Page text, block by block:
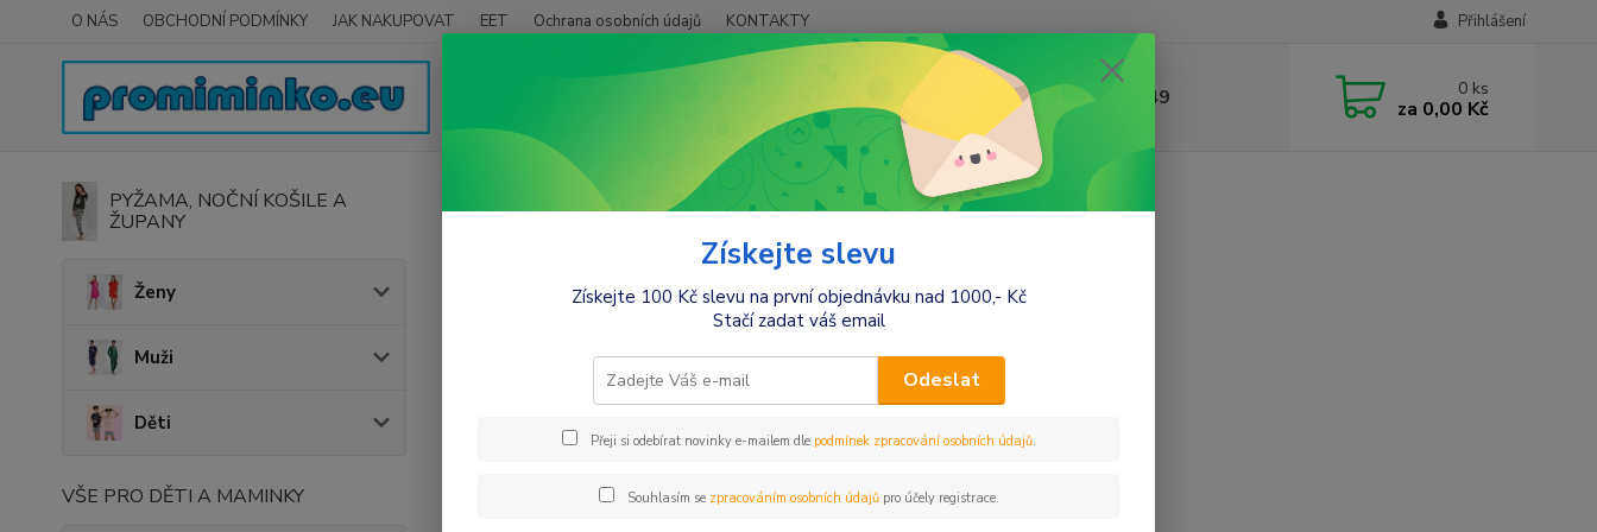
O NÁS OBCHODNÍ PODMÍNKY JAK NAKUPOVAT EET Ochrana osobních údajů KONTAKTY Přihlášení
+420412384749 0 ks
za 0,00 Kč
PYŽAMA, NOČNÍ KOŠILE A
ŽUPANY
Ženy
Muži
Děti
VŠE PRO DĚTI A MAMINKY
Pro maminky Dětské šperky Náramky
V této kategorii nebylo nalezeno žádné zboží.
Získejte slevu
Získejte 100 Kč slevu na první objednávku nad 1000,- Kč
Stačí zadat váš email
Odeslat
Přeji si odebírat novinky e-mailem dle podmínek zpracování osobních údajů.
Souhlasím se zpracováním osobních údajůpro účely registrace.